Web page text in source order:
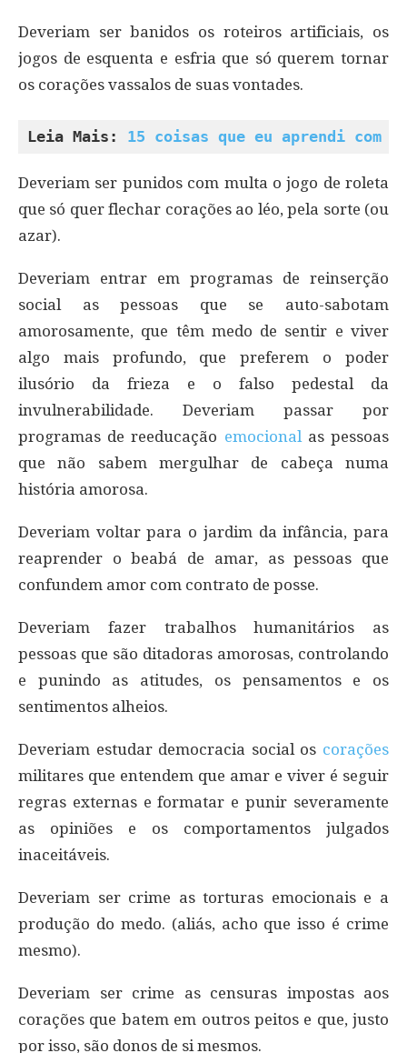
Deveriam ser banidos os roteiros artificiais, os
jogos de esquenta e esfria que só querem tornar
os corações vassalos de suas vontades.
Leia Mais: 15 coisas que eu aprendi com
Deveriam ser punidos com multa o jogo de roleta
que só quer flechar corações ao léo, pela sorte (ou
azar).
Deveriam entrar em programas de reinserção
social as pessoas que se auto-sabotam
amorosamente, que têm medo de sentir e viver
algo mais profundo, que preferem o poder
ilusório da frieza e o falso pedestal da
invulnerabilidade. Deveriam passar por
programas de reeducação emocionalas pessoas
que não sabem mergulhar de cabeça numa
história amorosa.
Deveriam voltar para o jardim da infância, para
reaprender o beabá de amar, as pessoas que
confundem amor com contrato de posse.
Deveriam fazer trabalhos humanitários as
pessoas que são ditadoras amorosas, controlando
e punindo as atitudes, os pensamentos e os
sentimentos alheios.
Deveriam estudar democracia social os corações
militares que entendem que amar e viver é seguir
regras externas e formatar e punir severamente
as opiniões e os comportamentos julgados
inaceitáveis.
Deveriam ser crime as torturas emocionais e a
produção do medo. (aliás, acho que isso é crime
mesmo).
Deveriam ser crime as censuras impostas aos
corações que batem em outros peitos e que, justo
por isso, são donos de si mesmos.